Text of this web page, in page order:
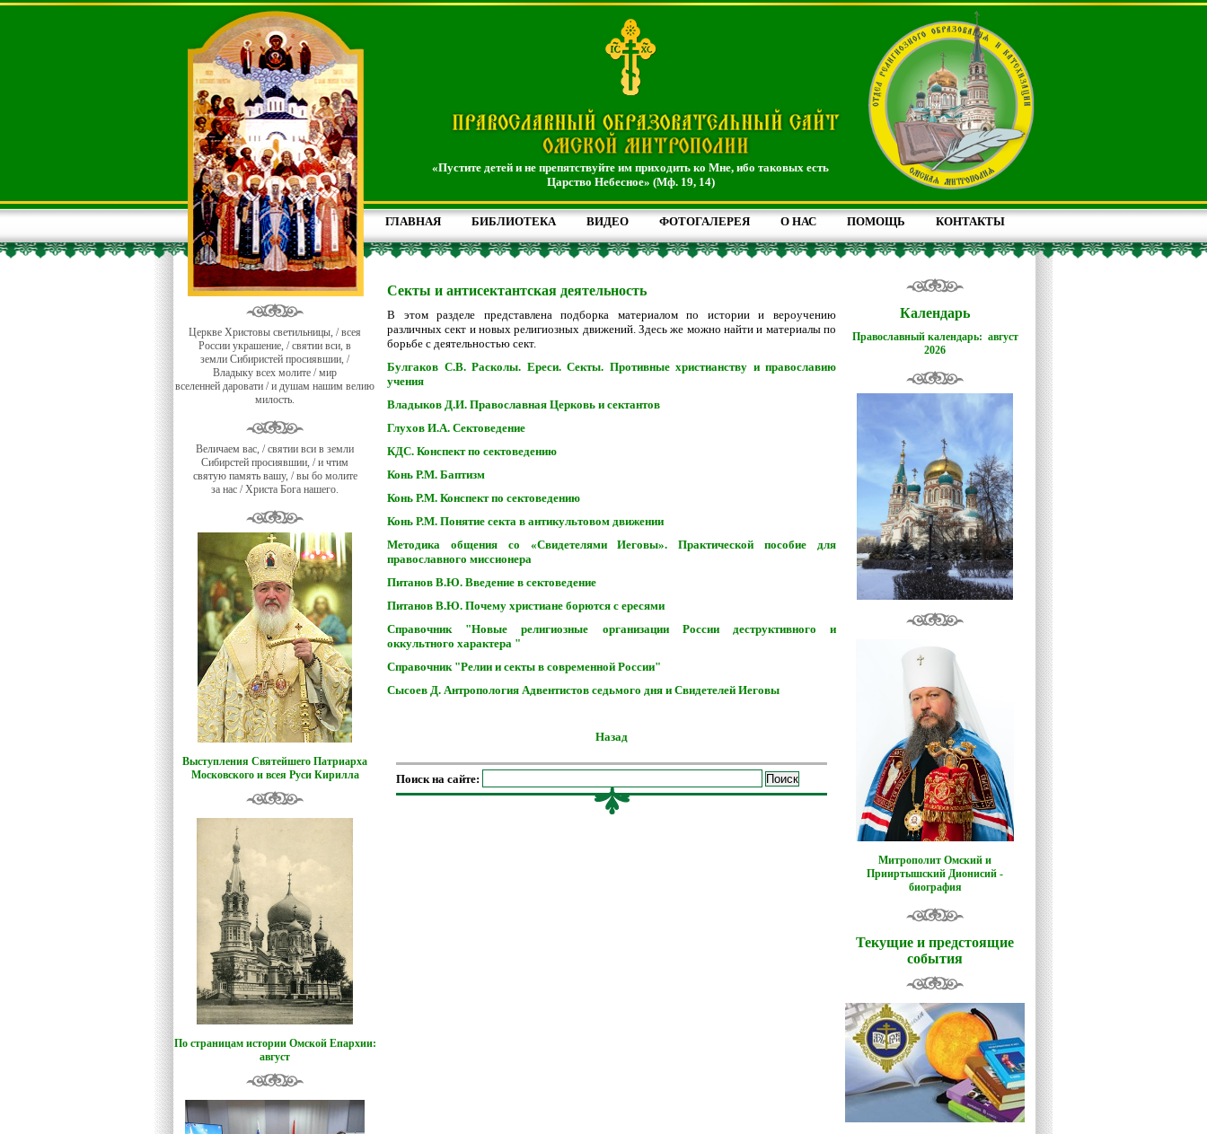
«Пустите детей и не препятствуйте им приходить ко Мне, ибо таковых есть
Царство Небесное» (Мф. 19, 14)
ГЛАВНАЯ БИБЛИОТЕКА ВИДЕО ФОТОГАЛЕРЕЯ О НАС ПОМОЩЬ КОНТАКТЫ
Церкве Христовы светильницы, / всея
России украшение, / святии вси, в
земли Сибиристей просиявшии, /
Владыку всех молите / мир
вселенней даровати / и душам нашим велию
милость.
Величаем вас, / святии вси в земли
Сибирстей просиявшии, / и чтим
святую память вашу, / вы бо молите
за нас / Христа Бога нашего.
Выступления Святейшего Патриарха
Московского и всея Руси Кирилла
По страницам истории Омской Епархии:
август
Секты и антисектантская деятельность
В этом разделе представлена подборка материалом по истории и вероучению
различных сект и новых религиозных движений. Здесь же можно найти и материалы по
борьбе с деятельностью сект.
Булгаков С.В. Расколы. Ереси. Секты. Противные христианству и православию
учения
Владыков Д.И. Православная Церковь и сектантов
Глухов И.А. Сектоведение
КДС. Конспект по сектоведению
Конь Р.М. Баптизм
Конь Р.М. Конспект по сектоведению
Конь Р.М. Понятие секта в антикультовом движении
Методика общения со «Свидетелями Иеговы». Практической пособие для
православного миссионера
Питанов В.Ю. Введение в сектоведение
Питанов В.Ю. Почему христиане борются с ересями
Справочник "Новые религиозные организации России деструктивного и
оккультного характера "
Справочник "Релии и секты в современной России"
Сысоев Д. Антропология Адвентистов седьмого дня и Свидетелей Иеговы
Назад
Поиск на сайте:
Календарь
Православный календарь: август
2026
Митрополит Омский и
Прииртышский Дионисий -
биография
Текущие и предстоящие
события